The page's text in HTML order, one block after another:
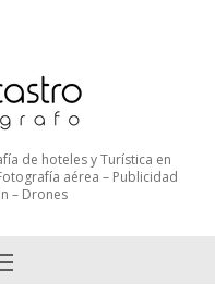
de hoteles y Turística en
aérea – Publicidad
– Drones